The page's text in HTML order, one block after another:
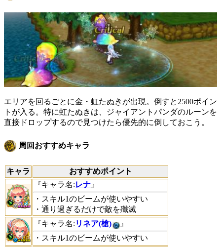
エリアを回るごとに金・虹たぬきが出現。倒すと2500ポイン
トが入る。特に虹たぬきは、ジャイアントパンダのルーンを
直接ドロップするので見つけたら優先的に倒しておこう。
周回おすすめキャラ
キャラ
おすすめポイント
『キャラ名:レナ 』
・スキル1のビームが使いやすい
・通り過ぎるだけで敵を殲滅
『キャラ名: リネア(槍)
』
・スキル1のビームが使いやすい